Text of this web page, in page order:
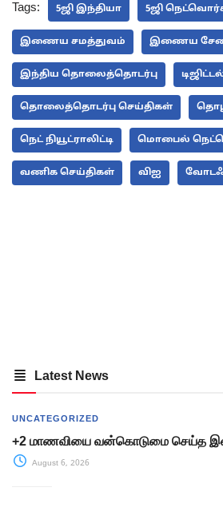
Tags: 5ஜி இந்தியா 5ஜி
இணைய சமத்துவம் இணைய
இந்திய தொலைத்தொடர்பு
தொலைத்தொடர்பு செய்திகள்
நெட் நியூட்ராலிட்டி மொபைல்
வணிக செய்திகள் விஐ
Latest News
UNCATEGORIZED
+2 மாணவியை வன்கொடுமை செய்த
August 6, 2026